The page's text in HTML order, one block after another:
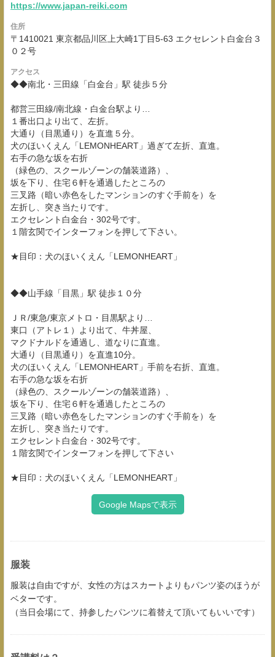
https://www.japan-reiki.com
住所
〒1410021 東京都品川区上大崎1丁目5-63 エクセレント白金台３
０２号
アクセス
◆◆南北・三田線「白金台」駅 徒歩５分
都営三田線/南北線・白金台駅より…
１番出口より出て、左折。
大通り（目黒通り）を直進５分。
犬のほいくえん「LEMONHEART」過ぎて左折、直進。
右手の急な坂を右折
（緑色の、スクールゾーンの舗装道路）、
坂を下り、住宅６軒を通過したところの
三叉路（暗い赤色をしたマンションのすぐ手前を）を
左折し、突き当たりです。
エクセレント白金台・302号です。
１階玄関でインターフォンを押して下さい。
★目印：犬のほいくえん「LEMONHEART」
◆◆山手線「目黒」駅 徒歩１０分
ＪＲ/東急/東京メトロ・目黒駅より…
東口（アトレ１）より出て、牛丼屋、
マクドナルドを通過し、道なりに直進。
大通り（目黒通り）を直進10分。
犬のほいくえん「LEMONHEART」手前を右折、直進。
右手の急な坂を右折
（緑色の、スクールゾーンの舗装道路）、
坂を下り、住宅６軒を通過したところの
三叉路（暗い赤色をしたマンションのすぐ手前を）を
左折し、突き当たりです。
エクセレント白金台・302号です。
１階玄関でインターフォンを押して下さい
★目印：犬のほいくえん「LEMONHEART」
Google Mapsで表示
服装
服装は自由ですが、女性の方はスカートよりもパンツ姿のほうが
ベターです。
（当日会場にて、持参したパンツに着替えて頂いてもいいです）